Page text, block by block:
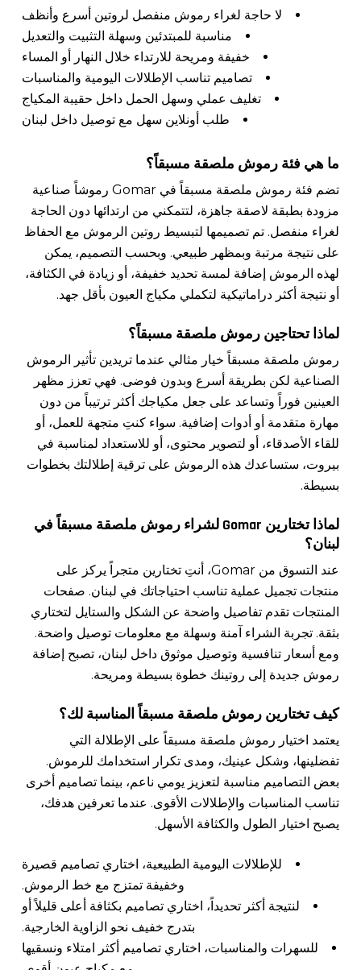
لا حاجة لغراء رموش منفصل لروتين أسرع وأنظف
مناسبة للمبتدئين وسهلة التثبيت والتعديل
خفيفة ومريحة للارتداء خلال النهار أو المساء
تصاميم تناسب الإطلالات اليومية والمناسبات
تغليف عملي وسهل الحمل داخل حقيبة المكياج
طلب أونلاين سهل مع توصيل داخل لبنان
ما هي فئة رموش ملصقة مسبقاً؟
تضم فئة رموش ملصقة مسبقاً في Gomar رموشاً صناعية
مزودة بطبقة لاصقة جاهزة، لتتمكني من ارتدائها دون الحاجة
لغراء منفصل. تم تصميمها لتبسيط روتين الرموش مع الحفاظ
على نتيجة مرتبة وبمظهر طبيعي. وبحسب التصميم، يمكن
لهذه الرموش إضافة لمسة تحديد خفيفة، أو زيادة في الكثافة،
أو نتيجة أكثر دراماتيكية لتكملي مكياج العيون بأقل جهد.
لماذا تحتاجين رموش ملصقة مسبقاً؟
رموش ملصقة مسبقاً خيار مثالي عندما تريدين تأثير الرموش
الصناعية لكن بطريقة أسرع وبدون فوضى. فهي تعزز مظهر
العينين فوراً وتساعد على جعل مكياجك أكثر ترتيباً من دون
مهارة متقدمة أو أدوات إضافية. سواء كنتِ متجهة للعمل، أو
للقاء الأصدقاء، أو لتصوير محتوى، أو للاستعداد لمناسبة في
بيروت، ستساعدك هذه الرموش على ترقية إطلالتك بخطوات
بسيطة.
لماذا تختارين Gomar لشراء رموش ملصقة مسبقاً في
لبنان؟
عند التسوق من Gomar، أنتِ تختارين متجراً يركز على
منتجات تجميل عملية تناسب احتياجاتك في لبنان. صفحات
المنتجات تقدم تفاصيل واضحة عن الشكل والستايل لتختاري
بثقة. تجربة الشراء آمنة وسهلة مع معلومات توصيل واضحة.
ومع أسعار تنافسية وتوصيل موثوق داخل لبنان، تصبح إضافة
رموش جديدة إلى روتينك خطوة بسيطة ومريحة.
كيف تختارين رموش ملصقة مسبقاً المناسبة لك؟
يعتمد اختيار رموش ملصقة مسبقاً على الإطلالة التي
تفضلينها، وشكل عينيك، ومدى تكرار استخدامك للرموش.
بعض التصاميم مناسبة لتعزيز يومي ناعم، بينما تصاميم أخرى
تناسب المناسبات والإطلالات الأقوى. عندما تعرفين هدفك،
يصبح اختيار الطول والكثافة الأسهل.
للإطلالات اليومية الطبيعية، اختاري تصاميم قصيرة
وخفيفة تمتزج مع خط الرموش.
لنتيجة أكثر تحديداً، اختاري تصاميم بكثافة أعلى قليلاً أو
بتدرج خفيف نحو الزاوية الخارجية.
للسهرات والمناسبات، اختاري تصاميم أكثر امتلاء ونسقيها